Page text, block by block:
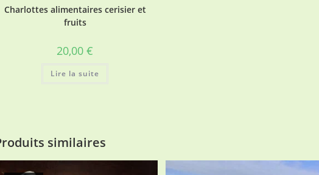
Charlottes alimentaires cerisier et
fruits
20,00€
Lire la suite
similaires